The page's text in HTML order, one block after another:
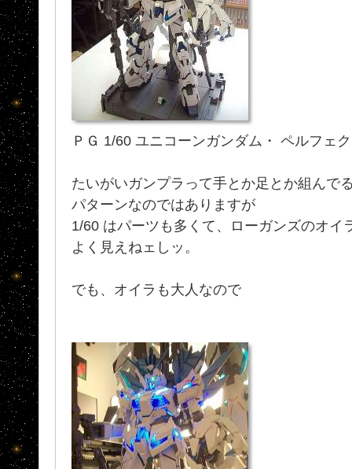
ＰＧ 1/60 ユニコーンガンダム・ ペルフ
たいがいガンプラって手とか足とか組んで
パターンなのではありますが
1/60 はパーツも多くて、ローガンズのオ
よく見えねェしッ。
でも、オイラも大人なので